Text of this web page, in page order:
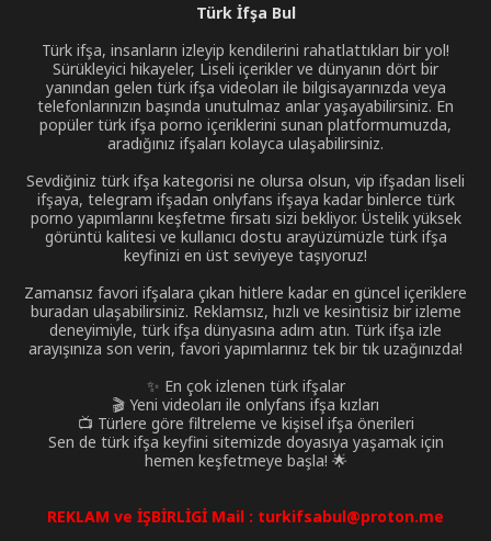
Türk İfşa Bul
Türk ifşa, insanların izleyip kendilerini rahatlattıkları bir yol!
Sürükleyici hikayeler, Liseli içerikler ve dünyanın dört bir
yanından gelen türk ifşa videoları ile bilgisayarınızda veya
telefonlarınızın başında unutulmaz anlar yaşayabilirsiniz. En
popüler türk ifşa porno içeriklerini sunan platformumuzda,
aradığınız ifşaları kolayca ulaşabilirsiniz.
Sevdiğiniz türk ifşa kategorisi ne olursa olsun, vip ifşadan liseli
ifşaya, telegram ifşadan onlyfans ifşaya kadar binlerce türk
porno yapımlarını keşfetme fırsatı sizi bekliyor. Üstelik yüksek
görüntü kalitesi ve kullanıcı dostu arayüzümüzle türk ifşa
keyfinizi en üst seviyeye taşıyoruz!
Zamansız favori ifşalara çıkan hitlere kadar en güncel içeriklere
buradan ulaşabilirsiniz. Reklamsız, hızlı ve kesintisiz bir izleme
deneyimiyle, türk ifşa dünyasına adım atın. Türk ifşa izle
arayışınıza son verin, favori yapımlarınız tek bir tık uzağınızda!
✨ En çok izlenen türk ifşalar
🎬 Yeni videoları ile onlyfans ifşa kızları
📺 Türlere göre filtreleme ve kişisel ifşa önerileri
Sen de türk ifşa keyfini sitemizde doyasıya yaşamak için
hemen keşfetmeye başla! 🌟
REKLAM ve İŞBİRLİGİ Mail : turkifsabul@proton.me